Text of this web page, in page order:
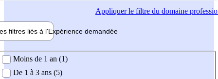
Appliquerle filtre du domaine
filtres liés à l'Expérience demandée
demandée
Moins de 1 an (1)
De 1 à 3 ans (5)